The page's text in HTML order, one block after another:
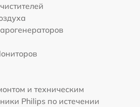
и техническим
Philips по истечении